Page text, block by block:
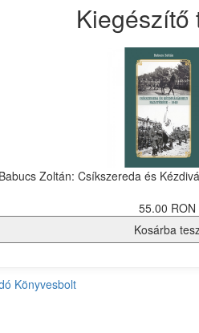
Kiegészítő
Babucs Zoltán: Csíkszereda és
55.00 RON
Kosárba
Könyvesbolt